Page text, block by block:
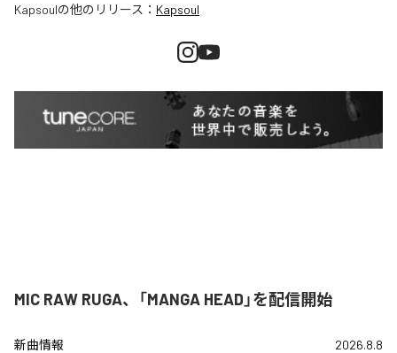
Kapsoulの他のリリース： Kapsoul
MIC RAW RUGA、「MANGA HEAD」を配信開始
新曲情報 2026.8.8